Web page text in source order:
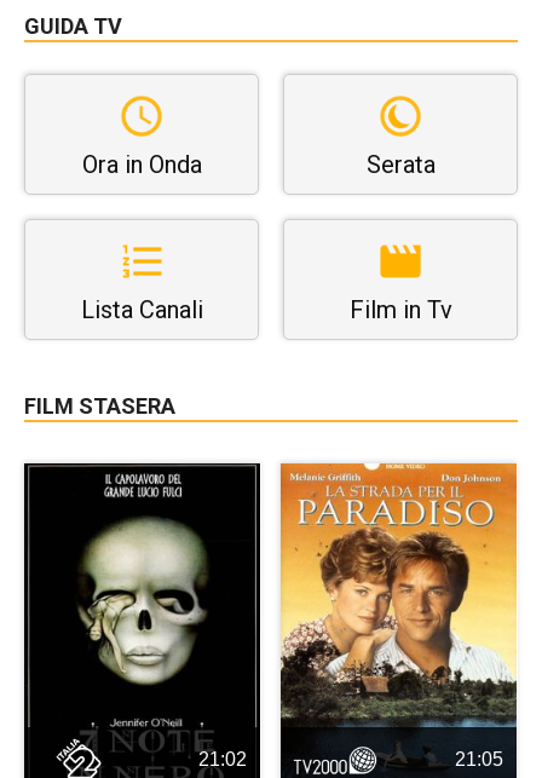
GUIDA TV
Ora in Onda Serata
Lista Canali Film in Tv
FILM STASERA
21:02 21:05